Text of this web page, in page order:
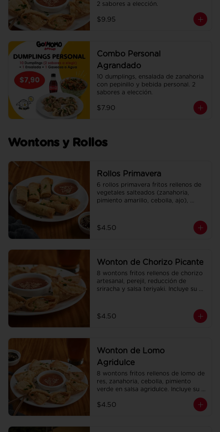
2 sabores a elección.
$9.95
Combo Personal
Agrandado
10 dumplings, ensalada de zanahoria
con pepinillo y bebida personal. 2
sabores a elección.
$7.90
Wontons y Rollos
Rollos Primavera
6 rollos primavera fritos rellenos de
vegetales salteados (zanahoria,
pimiento amarillo, cebolla, ajo),
agridulce.
$4.50
Wonton de Chorizo Picante
8 wontons fritos rellenos de chorizo
artesanal, perejil, reducción de
sriracha y salsa teriyaki. Incluye su
$4.50
Wonton de Lomo
Agridulce
8 wontons fritos rellenos de lomo de
res, zanahoria, cebolla, pimiento
verde en salsa agridulce. Incluye su
$4.50